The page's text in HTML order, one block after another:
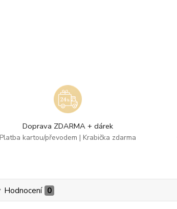
Doprava ZDARMA + dárek
Platba kartou/převodem | Krabička zdarma
Hodnocení 0